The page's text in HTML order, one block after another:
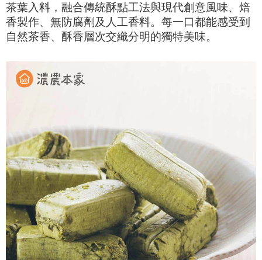
茶葉入料，融合傳統酥點工法與現代創意風味、焙
香製作、無防腐劑及人工香料。每一口都能感受到
自然茶香、酥香層次交織分明的獨特美味。